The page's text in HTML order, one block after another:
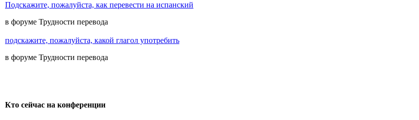
Подскажите, пожалуйста, как перевести на испанский
в форуме Трудности перевода
подскажите, пожалуйста, какой глагол употребить
в форуме Трудности перевода
Кто сейчас на конференции